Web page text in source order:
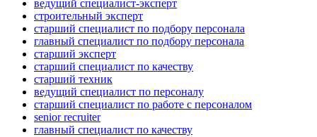
ведущий специалист-эксперт
строительный эксперт
старший специалист по подбору персонала
главный специалист по подбору персонала
старший эксперт
старший специалист по качеству
старший техник
ведущий специалист по персоналу
старший специалист по работе с персоналом
senior recruiter
главный специалист по качеству